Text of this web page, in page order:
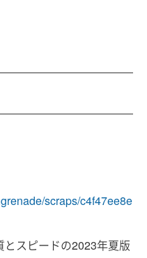
scraps/c4f47ee8e
とスピードの2023年夏版